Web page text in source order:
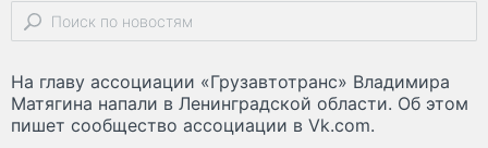
На главу ассоциации «Грузавтотранс» Владимира
Матягина напали в Ленинградской области. Об этом
пишет сообщество ассоциации в Vk.com.